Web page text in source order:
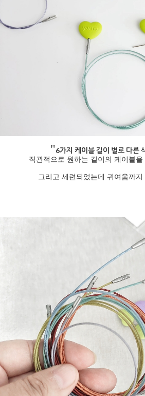
"6가지 케이블 길이 별로 다른
직관적으로 원하는 길이의 케이블을
그리고 세련되었는데 귀여움까